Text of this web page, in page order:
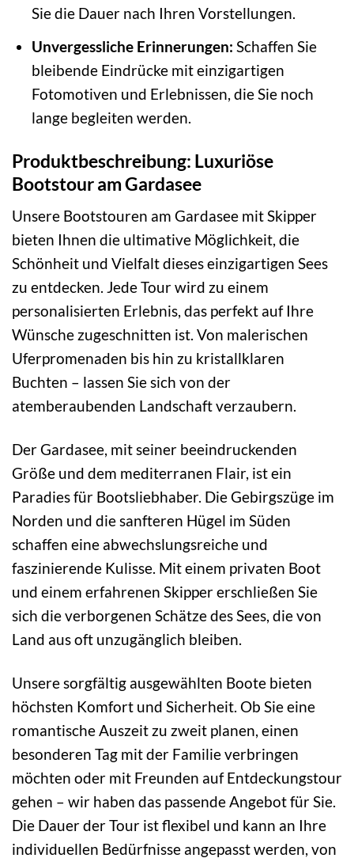
Sie die Dauer nach Ihren Vorstellungen.
Unvergessliche Erinnerungen: Schaffen Sie
bleibende Eindrücke mit einzigartigen
Fotomotiven und Erlebnissen, die Sie noch
lange begleiten werden.
Produktbeschreibung: Luxuriöse
Bootstour am Gardasee
Unsere Bootstouren am Gardasee mit Skipper
bieten Ihnen die ultimative Möglichkeit, die
Schönheit und Vielfalt dieses einzigartigen Sees
zu entdecken. Jede Tour wird zu einem
personalisierten Erlebnis, das perfekt auf Ihre
Wünsche zugeschnitten ist. Von malerischen
Uferpromenaden bis hin zu kristallklaren
Buchten – lassen Sie sich von der
atemberaubenden Landschaft verzaubern.
Der Gardasee, mit seiner beeindruckenden
Größe und dem mediterranen Flair, ist ein
Paradies für Bootsliebhaber. Die Gebirgszüge im
Norden und die sanfteren Hügel im Süden
schaffen eine abwechslungsreiche und
faszinierende Kulisse. Mit einem privaten Boot
und einem erfahrenen Skipper erschließen Sie
sich die verborgenen Schätze des Sees, die von
Land aus oft unzugänglich bleiben.
Unsere sorgfältig ausgewählten Boote bieten
höchsten Komfort und Sicherheit. Ob Sie eine
romantische Auszeit zu zweit planen, einen
besonderen Tag mit der Familie verbringen
möchten oder mit Freunden auf Entdeckungstour
gehen – wir haben das passende Angebot für Sie.
Die Dauer der Tour ist flexibel und kann an Ihre
individuellen Bedürfnisse angepasst werden, von